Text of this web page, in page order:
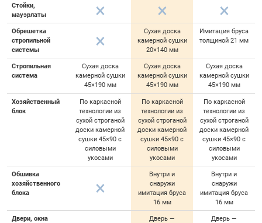
Стойки,
мауэрлаты
Обрешетка
стропильной
системы
Сухая доска
камерной сушки
20×140 мм
Имитация бруса
толщиной 21 мм
Стропильная
система
Сухая доска
камерной сушки
45×190 мм
Сухая доска
камерной сушки
45×190 мм
Сухая доска
камерной сушки
45×190 мм
Хозяйственный
блок
По каркасной
технологии из
сухой строганой
доски камерной
сушки 45×90 с
силовыми
укосами
По каркасной
технологии из
сухой строганой
доски камерной
сушки 45×90 с
силовыми
укосами
По каркасной
технологии из
сухой строганой
доски камерной
сушки 45×90 с
силовыми
укосами
Обшивка
хозяйственного
блока
Внутри и
снаружи
имитация бруса
16 мм
Внутри и
снаружи
имитация бруса
16 мм
Двери, окна
Дверь —
Дверь —